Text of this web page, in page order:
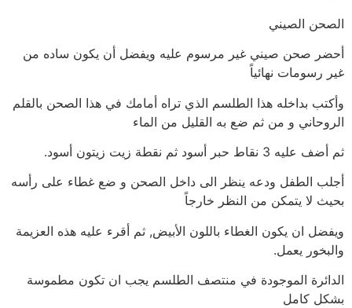
الصحن الصيني
أحضر صحن صيني غير مرسوم عليه ويفضل أن يكون ساده من
غير رسومات نهائياً
وأكتب بداخله هذا الطلسم الذي تراه أمامك في هذا الصحن بالقلم
الروحاني و من ثم ضع به القليل من الماء
ثم أضف عليه 3 نقاط حبر أسود ثم نقطة زيت زيتون أسود.
أجلب الطفل ودعه ينظر الى داخل الصحن و ضع غطاء على رأسه
بحيث لا يتمكن من النظر خارجاً
ويفضل ان يكون الغطاء باللون الأبيض, ثم أقرء عليه هذه العزيمة
والبخور يعمل.
الدائرة الموجودة في منتصف الطلسم يجب ان تكون مطموسة
بشكل كامل